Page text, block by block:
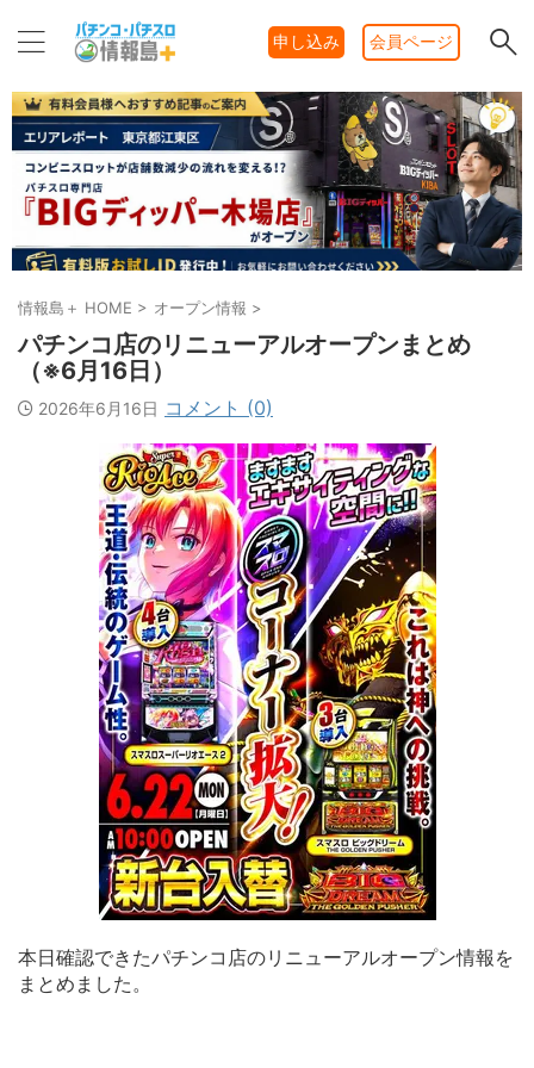
申し込み 会員ページ
情報島＋ HOME > オープン情報 >
パチンコ店のリニューアルオープンまとめ
（※6月16日）
2026年6月16日 コメント (0)
本日確認できたパチンコ店のリニューアルオープン情報を
まとめました。